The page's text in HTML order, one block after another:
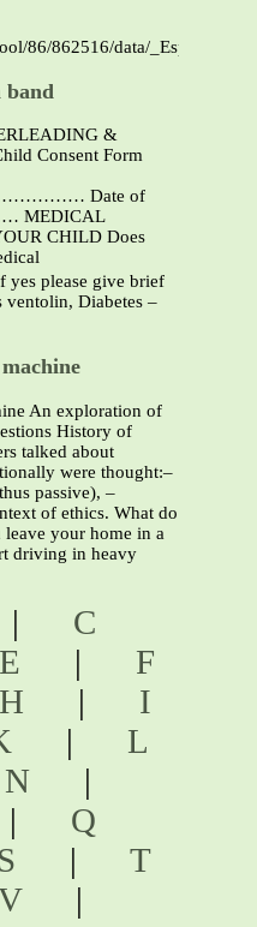
86/862516/data/
band
&
Consent Form
Date of
CHILD Does
yes please give brief
ventolin, Diabetes –
An exploration of
History of
talked about
were thought:–
passive), –
of ethics. What do
your home in a
driving in heavy
| C
E | F
H | I
| L
N
|
Q
S | T
|